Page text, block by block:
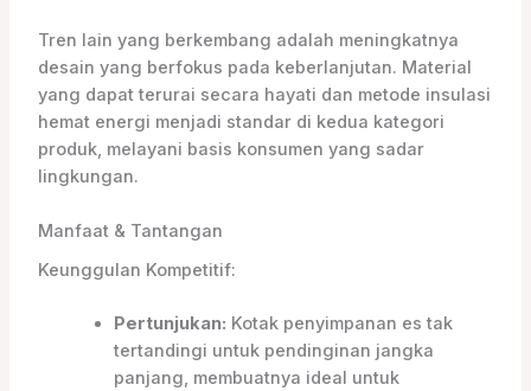
Tren lain yang berkembang adalah meningkatnya
desain yang berfokus pada keberlanjutan. Material
yang dapat terurai secara hayati dan metode insulasi
hemat energi menjadi standar di kedua kategori
produk, melayani basis konsumen yang sadar
lingkungan.
Manfaat & Tantangan
Keunggulan Kompetitif:
Pertunjukan: Kotak penyimpanan es tak
tertandingi untuk pendinginan jangka
panjang, membuatnya ideal untuk